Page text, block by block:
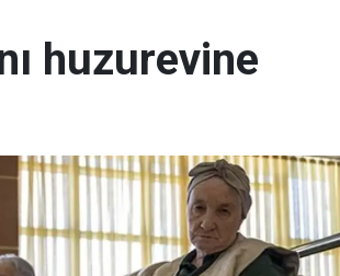
huzurevine